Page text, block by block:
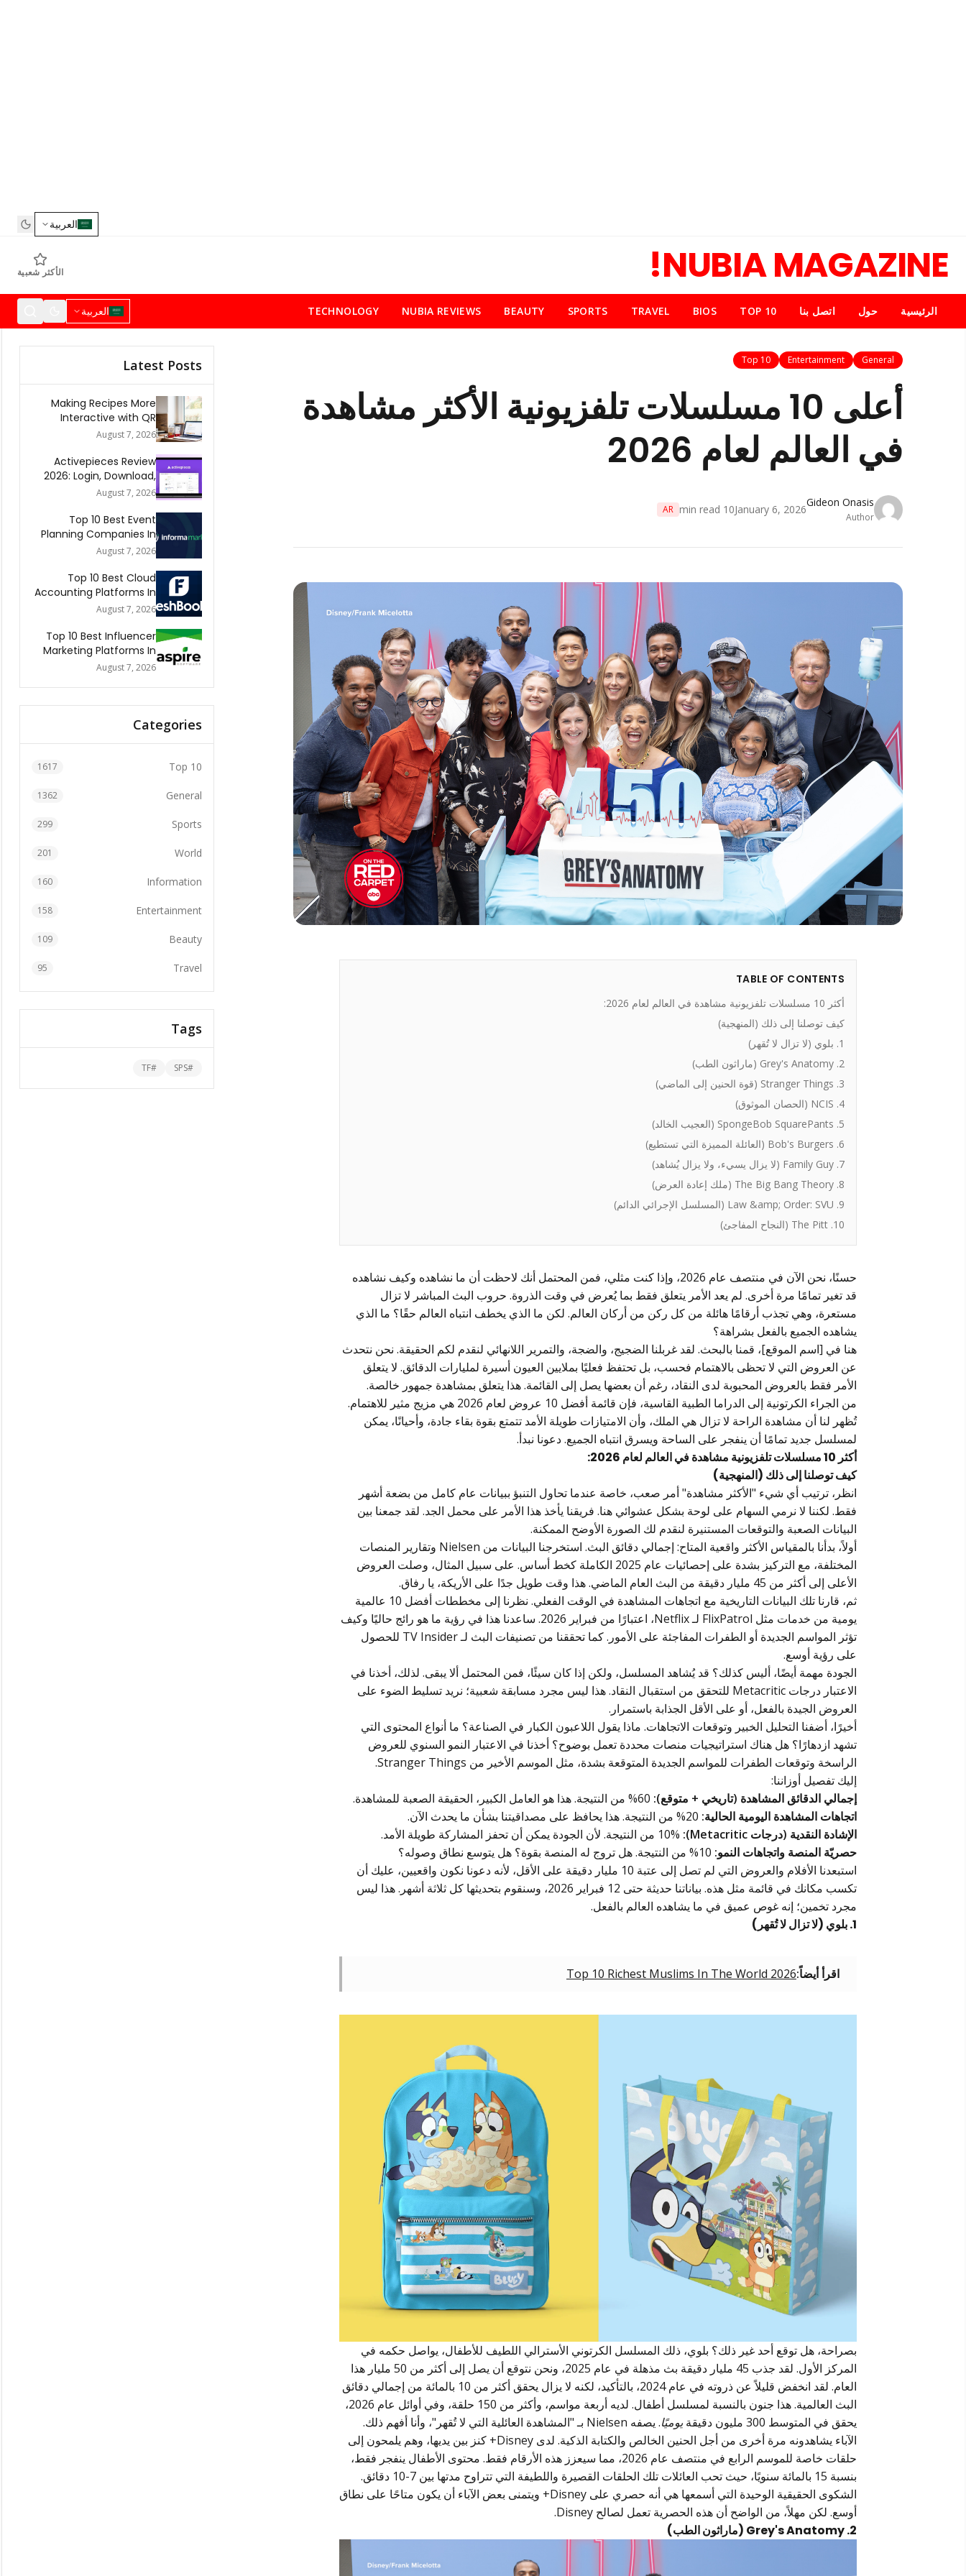
العربية
NUBIA MAGAZINE! الأكثر شعبية
الرئيسية حول اتصل بنا TOP 10
BIOS
TRAVEL
SPORTS
BEAUTY
NUBIA REVIEWS
TECHNOLOGY العربية
General
Entertainment
Top 10
أعلى 10 مسلسلات تلفزيونية الأكثر مشاهدة
في العالم لعام 2026
Gideon Onasis
Author
January 6, 2026
10
AR
TABLE OF CONTENTS
أكثر 10 مسلسلات تلفزيونية مشاهدة في العالم لعام 2026:
كيف توصلنا إلى ذلك (المنهجية)
1. بلوي (لا تزال لا تُقهر)
2. Grey's Anatomy (ماراثون الطب)
3. Stranger Things (قوة الحنين إلى الماضي)
4. NCIS (الحصان الموثوق)
5. SpongeBob SquarePants (العجيب الخالد)
6. Bob's Burgers (العائلة المميزة التي تستطيع)
7. Family Guy (لا يزال يسيء، ولا يزال يُشاهد)
8. The Big Bang Theory (ملك إعادة العرض)
9. Law &amp; Order: SVU (المسلسل الإجرائي الدائم)
10. The Pitt (النجاح المفاجئ)
حسنًا، نحن الآن في منتصف عام 2026، وإذا كنت مثلي، فمن المحتمل أنك لاحظت أن ما نشاهده وكيف نشاهده
قد تغير تمامًا مرة أخرى. لم يعد الأمر يتعلق فقط بما يُعرض في وقت الذروة. حروب البث المباشر لا تزال
مستعرة، وهي تجذب أرقامًا هائلة من كل ركن من أركان العالم. لكن ما الذي يخطف انتباه العالم حقًا؟ ما الذي
يشاهده الجميع بالفعل بشراهة؟
هنا في [اسم الموقع]، قمنا بالبحث. لقد غربلنا الضجيج، والضجة، والتمرير اللانهائي لنقدم لكم الحقيقة. نحن نتحدث
عن العروض التي لا تحظى بالاهتمام فحسب، بل تحتفظ فعليًا بملايين العيون أسيرة لمليارات الدقائق. لا يتعلق
الأمر فقط بالعروض المحبوبة لدى النقاد، رغم أن بعضها يصل إلى القائمة. هذا يتعلق بمشاهدة جمهور خالصة.
من الجراء الكرتونية إلى الدراما الطبية القاسية، فإن قائمة أفضل 10 عروض لعام 2026 هي مزيج مثير للاهتمام.
تُظهر لنا أن مشاهدة الراحة لا تزال هي الملك، وأن الامتيازات طويلة الأمد تتمتع بقوة بقاء جادة، وأحيانًا، يمكن
لمسلسل جديد تمامًا أن ينفجر على الساحة ويسرق انتباه الجميع. دعونا نبدأ.
أكثر 10 مسلسلات تلفزيونية مشاهدة في العالم لعام 2026:
كيف توصلنا إلى ذلك (المنهجية)
انظر، ترتيب أي شيء "الأكثر مشاهدة" أمر صعب، خاصة عندما تحاول التنبؤ ببيانات عام كامل من بضعة أشهر
فقط. لكننا لا نرمي السهام على لوحة بشكل عشوائي هنا. فريقنا يأخذ هذا الأمر على محمل الجد. لقد جمعنا بين
البيانات الصعبة والتوقعات المستنيرة لنقدم لك الصورة الأوضح الممكنة.
أولاً، بدأنا بالمقياس الأكثر واقعية المتاح: إجمالي دقائق البث. استخرجنا البيانات من Nielsen وتقارير المنصات
المختلفة، مع التركيز بشدة على إحصائيات عام 2025 الكاملة كخط أساس. على سبيل المثال، وصلت العروض
الأعلى إلى أكثر من 45 مليار دقيقة من البث العام الماضي. هذا وقت طويل جدًا على الأريكة، يا رفاق.
ثم، قارنا تلك البيانات التاريخية مع اتجاهات المشاهدة في الوقت الفعلي. نظرنا إلى مخططات أفضل 10 عالمية
يومية من خدمات مثل FlixPatrol لـ Netflix، اعتبارًا من فبراير 2026. ساعدنا هذا في رؤية ما هو رائج حاليًا وكيف
تؤثر المواسم الجديدة أو الطفرات المفاجئة على الأمور. كما تحققنا من تصنيفات البث لـ TV Insider للحصول
على رؤية أوسع.
الجودة مهمة أيضًا، أليس كذلك؟ قد يُشاهد المسلسل، ولكن إذا كان سيئًا، فمن المحتمل ألا يبقى. لذلك، أخذنا في
الاعتبار درجات Metacritic للتحقق من استقبال النقاد. هذا ليس مجرد مسابقة شعبية؛ نريد تسليط الضوء على
العروض الجيدة بالفعل، أو على الأقل الجذابة باستمرار.
أخيرًا، أضفنا التحليل الخبير وتوقعات الاتجاهات. ماذا يقول اللاعبون الكبار في الصناعة؟ ما أنواع المحتوى التي
تشهد ازدهارًا؟ هل هناك استراتيجيات منصات محددة تعمل بوضوح؟ أخذنا في الاعتبار النمو السنوي للعروض
الراسخة وتوقعات الطفرات للمواسم الجديدة المتوقعة بشدة، مثل الموسم الأخير من Stranger Things.
إليك تفصيل أوزاننا:
إجمالي الدقائق المشاهدة (تاريخي + متوقع):
اتجاهات المشاهدة اليومية الحالية:
الإشادة النقدية (درجات Metacritic):
حصريّة المنصة واتجاهات النمو:
استبعدنا الأفلام والعروض التي لم تصل إلى عتبة 10 مليار دقيقة على الأقل، لأنه دعونا نكون واقعيين، عليك أن
تكسب مكانك في قائمة مثل هذه. بياناتنا حديثة حتى 12 فبراير 2026، وسنقوم بتحديثها كل ثلاثة أشهر. هذا ليس
مجرد تخمين؛ إنه غوص عميق في ما يشاهده العالم بالفعل.
1. بلوي (لا تزال لا تُقهر)
اقرأ أيضاً:Top 10 Richest Muslims In The World 2026
بصراحة، هل توقع أحد غير ذلك؟ بلوي، ذلك المسلسل الكرتوني الأسترالي اللطيف للأطفال، يواصل حكمه في
المركز الأول. لقد جذب 45 مليار دقيقة بث مذهلة في عام 2025، ونحن نتوقع أن يصل إلى أكثر من 50 مليار هذا
العام. لقد انخفض قليلاً عن ذروته في عام 2024، بالتأكيد، لكنه لا يزال يحقق أكثر من 10 بالمائة من إجمالي دقائق
البث العالمية. هذا جنون بالنسبة لمسلسل أطفال. لديه أربعة مواسم، وأكثر من 150 حلقة، وفي أوائل عام 2026،
يحقق في المتوسط 300 مليون دقيقة
يوميًا
. يصفه Nielsen بـ "المشاهدة العائلية التي لا تُقهر"، وأنا أفهم ذلك.
الآباء يشاهدونه مرة أخرى من أجل الحنين الخالص والكتابة الذكية. لدى Disney+ كنز بين يديها، وهم يلمحون إلى
حلقات خاصة للموسم الرابع في منتصف عام 2026، مما سيعزز هذه الأرقام فقط. محتوى الأطفال ينفجر فقط،
بنسبة 15 بالمائة سنويًا، حيث تحب العائلات تلك الحلقات القصيرة واللطيفة التي تتراوح مدتها بين 7-10 دقائق.
الشكوى الحقيقية الوحيدة التي أسمعها هي أنه حصري على Disney+ ويتمنى بعض الآباء أن يكون متاحًا على نطاق
أوسع. لكن مهلاً، من الواضح أن هذه الحصرية تعمل لصالح Disney.
2. Grey's Anatomy (ماراثون الطب)
Latest Posts
Making Recipes More
Interactive with QR
Codes
August 7, 2026
Activepieces Review
2026: Login, Download,
AI, Pricing, Automation &
August 7, 2026
Top 10 Best Event
Planning Companies In
The World 2026
August 7, 2026
Top 10 Best Cloud
Accounting Platforms In
The World 2026
August 7, 2026
Top 10 Best Influencer
Marketing Platforms In
The World 2026
August 7, 2026
Categories
Top 10
1617
General
1362
Sports
299
World
201
Information
160
Entertainment
158
Beauty
109
Travel
95
Tags
#
SPS
#
TF